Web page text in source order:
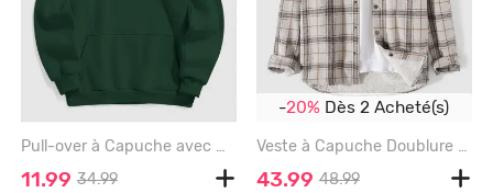
Pull-over à Capuche avec Doublure en Toison Chandail Ombré - DEEP GREEN - XL
11.99 34.99
-20% Dès 2 Acheté(s)
Veste à Capuche Doublure Fourrée Design avec Double Poche en Laine - MULTI-A - 2XL
43.99 48.99